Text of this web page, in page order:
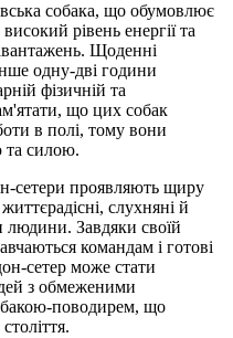
собака, що обумовлює
рівень енергії та
Щоденні
одну-дві години
фізичній та
що цих собак
в полі, тому вони
та силою.
сетери проявляють щиру
слухняні й
людини. Завдяки своїй
командам і готові
сетер може стати
з обмеженими
поводирем, що